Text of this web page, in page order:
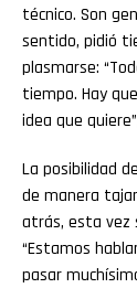
técnico. Son
sentido, pidió
plasmarse:
tiempo. Hay
idea que
La posibilidad
de manera
atrás, esta vez
“Estamos
pasar